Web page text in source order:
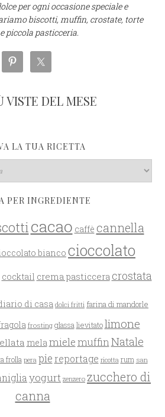
per ogni occasione speciale e
biscotti, muffin, crostate, torte
piccola pasticceria.
VISTE DEL MESE
LA TUA RICETTA
PER INGREDIENTE
cacao caffè cannella
bianco cioccolato
cocktail crema pasticcera crostata
di casadolci fritti farina di mandorle
frosting glassa lievitato limone
melamielemuffin Natale
frolla pera pie reportage ricotta rum san
yogurt zenzero zucchero di
canna